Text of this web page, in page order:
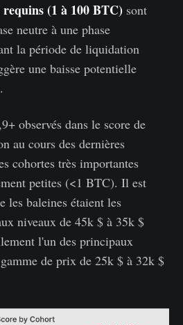
(1 à 100 BTC) sont
neutre à une phase
la période de liquidation
une baisse potentielle
observés dans le score de
au cours des dernières
cohortes très importantes
petites (<1 BTC). Il est
les baleines étaient les
niveaux de 45k $ à 35k $
l'un des principaux
de prix de 25k $ à 32k $